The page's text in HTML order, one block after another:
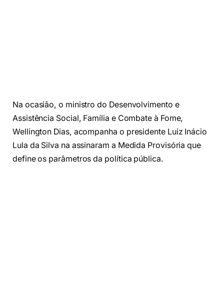
Na ocasião, o ministro do Desenvolvimento e
Assistência Social, Família e Combate à Fome,
Wellington Dias, acompanha o presidente Luiz Inácio
Lula da Silva na assinaram a Medida Provisória que
define os parâmetros da política pública.